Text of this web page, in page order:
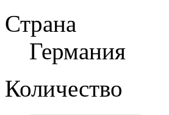
Страна
Германия
Количество